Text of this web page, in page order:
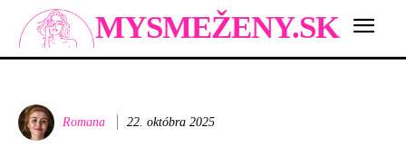
MYSMEŽENY.SK
Romana 22. októbra 2025